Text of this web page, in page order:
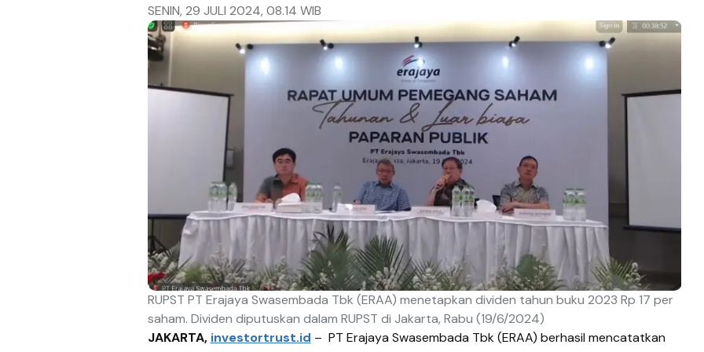
SENIN, 29 JULI 2024, 08.14 WIB
RUPST PT Erajaya Swasembada Tbk (ERAA) menetapkan dividen tahun buku 2023 Rp 17 per
saham. Dividen diputuskan dalam RUPST di Jakarta, Rabu (19/6/2024)
JAKARTA, investortrust.id – PT Erajaya Swasembada Tbk (ERAA) berhasil mencatatkan